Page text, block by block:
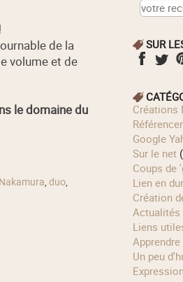
de la
volume et de
le domaine du
, duo,
SUR
Google
Sur le net
Coups de
Lien en dur
Création
Liens
Un peu